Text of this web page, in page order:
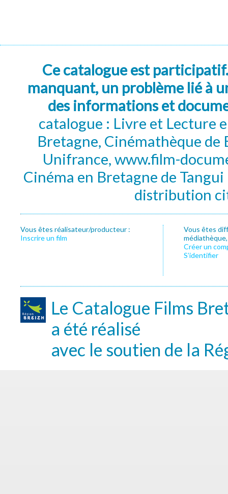
Ce catalogue est
manquant, un problème lié à
des informations et
catalogue : Livre et Lecture
Bretagne, Cinémathèque de
Unifrance, www.film-
Cinéma en Bretagne de
distribution
Vous êtes réalisateur/producteur :
Inscrire un film
Vous êtes
Créer un
S’identifier
Le Catalogue Films
a été réalisé
avec le soutien de la